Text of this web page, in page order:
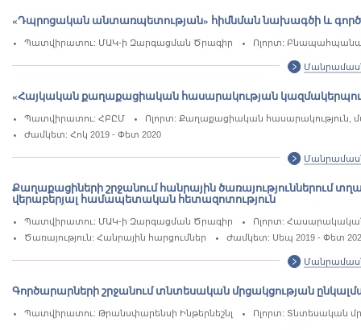
«Դպրոցական անտառպետության» հիմնման նախագծի և
Պատվիրատու: ՄԱԿ-ի Զարգացման Ծրագիր Ոլորտ:
«Հայկական քաղաքացիական հասարակության
Պատվիրատու: ՀԲԸՄ
Ոլորտ: Քաղաքացիական հասարակություն,
Ժամկետ: Հոկ 2019 - Փետ 2020
Քաղաքացիների շրջանում հանրային ծառայություններում
վերաբերյալ համապետական հետազոտություն
Պատվիրատու: ՄԱԿ-ի Զարգացման Ծրագիր
Ոլորտ: Հասարակական
Ծառայություն: Հանրային հարցումներ
Ժամկետ: Սեպ 2019 - Փետ
Գործարարների շրջանում տնտեսական մրցակցության
Պատվիրատու: Թրանսփարենսի Ինթերնեշնլ Ոլորտ: Տնտեսական